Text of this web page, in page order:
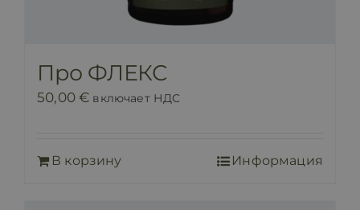
Про ФЛЕКС
50,00€ включает НДС
В корзину Информация